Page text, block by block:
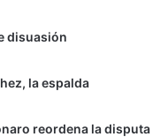
disuasión
la espalda
reordena la disputa